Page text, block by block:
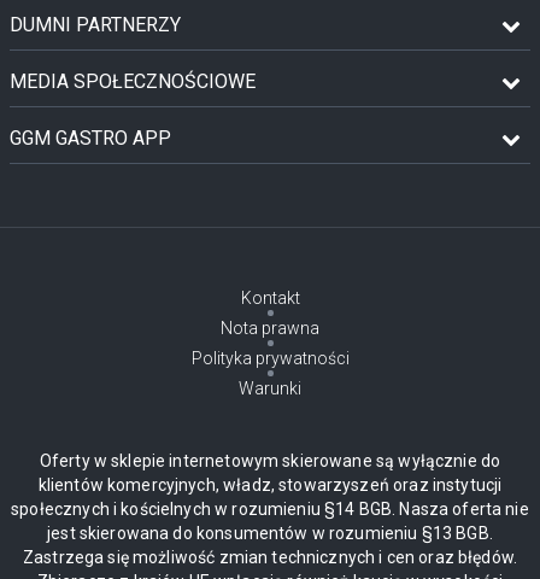
DUMNI PARTNERZY
MEDIA SPOŁECZNOŚCIOWE
GGM GASTRO APP
Kontakt
Nota prawna
Polityka prywatności
Warunki
Oferty w sklepie internetowym skierowane są wyłącznie do
klientów komercyjnych, władz, stowarzyszeń oraz instytucji
społecznych i kościelnych w rozumieniu §14 BGB. Nasza oferta nie
jest skierowana do konsumentów w rozumieniu §13 BGB.
Zastrzega się możliwość zmian technicznych i cen oraz błędów.